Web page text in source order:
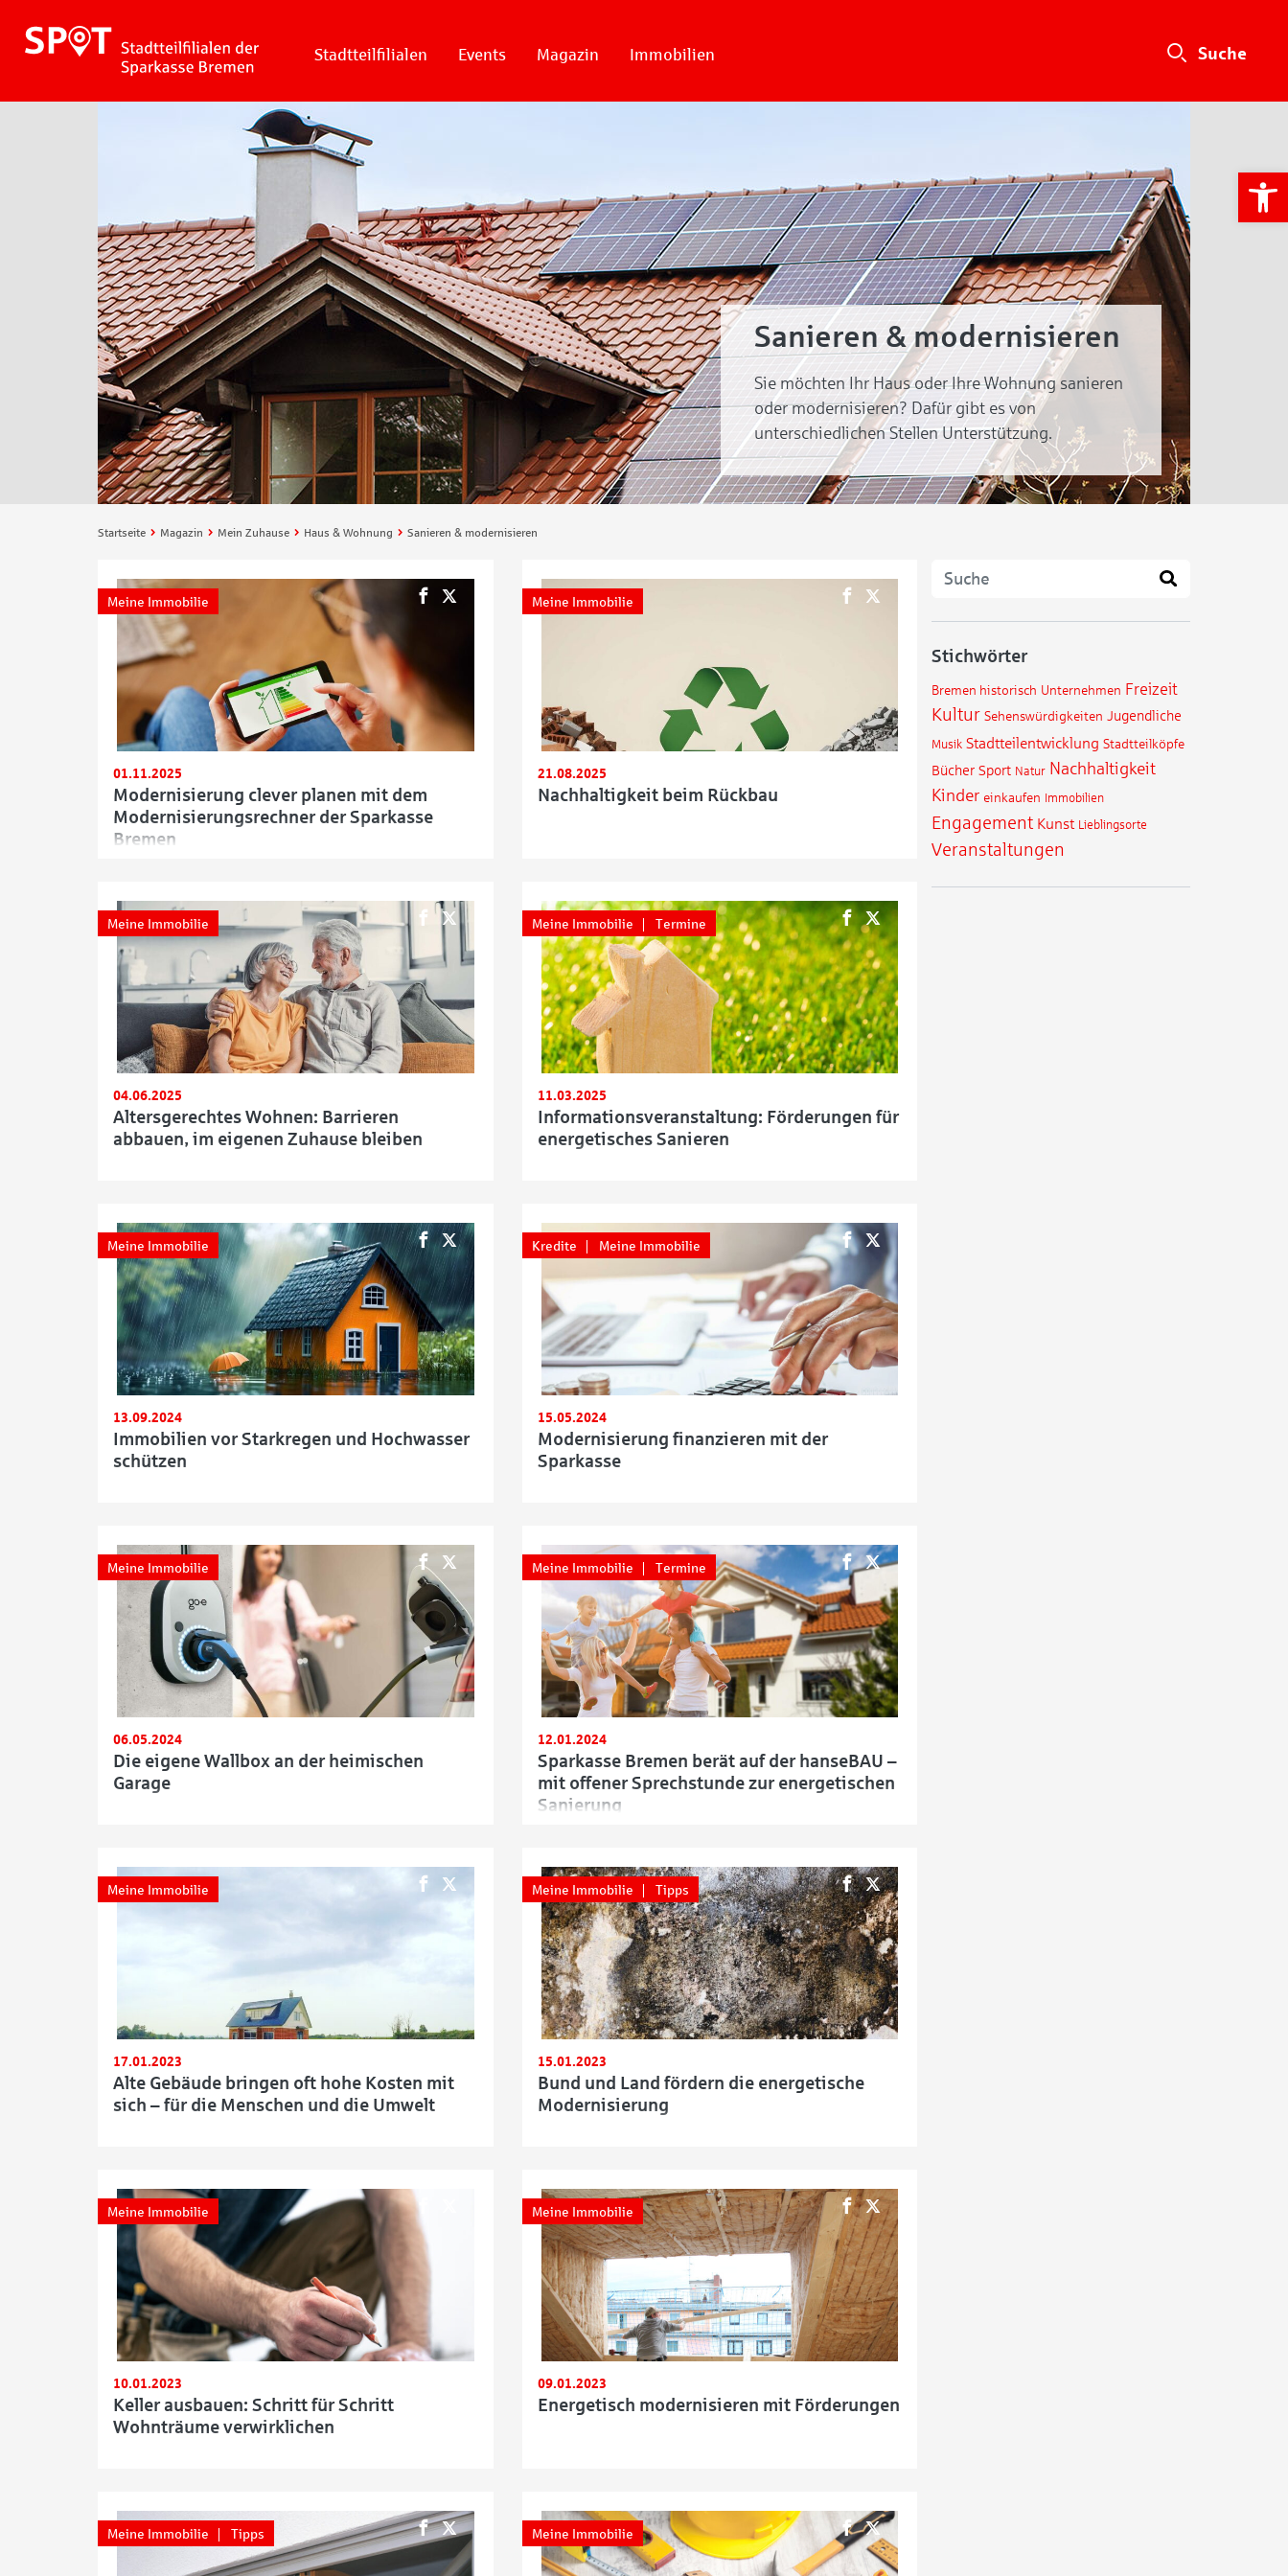
Stadtteilfilialen Events Magazin Immobilien
Sanieren & modernisieren
Sie möchten Ihr Haus oder Ihre Wohnung sanieren
oder modernisieren? Dafür gibt es von
unterschiedlichen Stellen Unterstützung.
Startseite Magazin Mein Zuhause Haus & Wohnung Sanieren & modernisieren
Meine Immobilie
01.11.2025
Modernisierung clever planen mit dem
Modernisierungsrechner der Sparkasse
Bremen
Meine Immobilie
21.08.2025
Nachhaltigkeit beim Rückbau
Meine Immobilie
04.06.2025
Altersgerechtes Wohnen: Barrieren
abbauen, im eigenen Zuhause bleiben
Meine Immobilie Termine
11.03.2025
Informationsveranstaltung: Förderungen für
energetisches Sanieren
Meine Immobilie
13.09.2024
Immobilien vor Starkregen und Hochwasser
schützen
Kredite Meine Immobilie
15.05.2024
Modernisierung finanzieren mit der
Sparkasse
Meine Immobilie
06.05.2024
Die eigene Wallbox an der heimischen
Garage
Meine Immobilie Termine
12.01.2024
Sparkasse Bremen berät auf der hanseBAU –
mit offener Sprechstunde zur energetischen
Sanierung
Meine Immobilie
17.01.2023
Alte Gebäude bringen oft hohe Kosten mit
sich – für die Menschen und die Umwelt
Meine Immobilie Tipps
15.01.2023
Bund und Land fördern die energetische
Modernisierung
Meine Immobilie
10.01.2023
Keller ausbauen: Schritt für Schritt
Wohnträume verwirklichen
Meine Immobilie
09.01.2023
Energetisch modernisieren mit Förderungen
Meine Immobilie Tipps Meine Immobilie
Stichwörter
Bremen historisch Unternehmen Freizeit
Kultur Sehenswürdigkeiten Jugendliche
Musik Stadtteilentwicklung Stadtteilköpfe
Bücher Sport Natur Nachhaltigkeit
Kinder einkaufen Immobilien
Engagement Kunst Lieblingsorte
Veranstaltungen